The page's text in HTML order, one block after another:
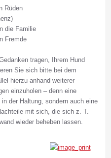
Rüden
die Familie
Fremde
tragen, Ihrem Hund
Sie sich bitte bei dem
hierzu anhand weiterer
einzuholen – denn eine
der Haltung, sondern auch eine
mit sich, die sich z. T.
wieder beheben lassen.